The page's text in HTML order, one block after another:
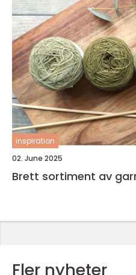
inspiration
02. June 2025
Brett sortiment av
Fler nyheter